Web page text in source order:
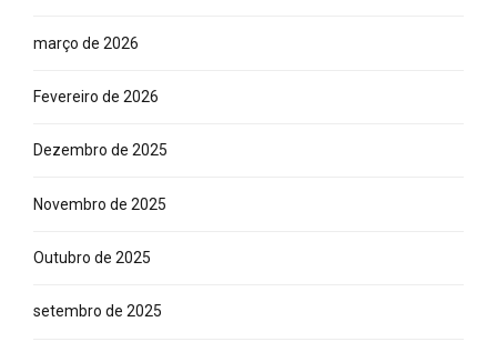
março de 2026
Fevereiro de 2026
Dezembro de 2025
Novembro de 2025
Outubro de 2025
setembro de 2025